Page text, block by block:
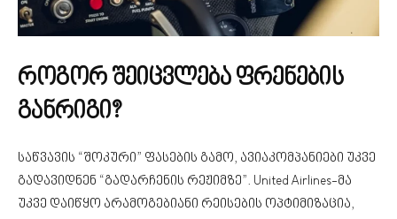
როგორ შეიცვლება ფრენების
განრიგი?
საწვავის “შოკური” ფასების გამო, ავიაკომპანიები უკვე
გადავიდნენ “გადარჩენის რეჟიმზე”. United Airlines-მა
უკვე დაიწყო არამოგებიანი რეისების ოპტიმიზაცია,